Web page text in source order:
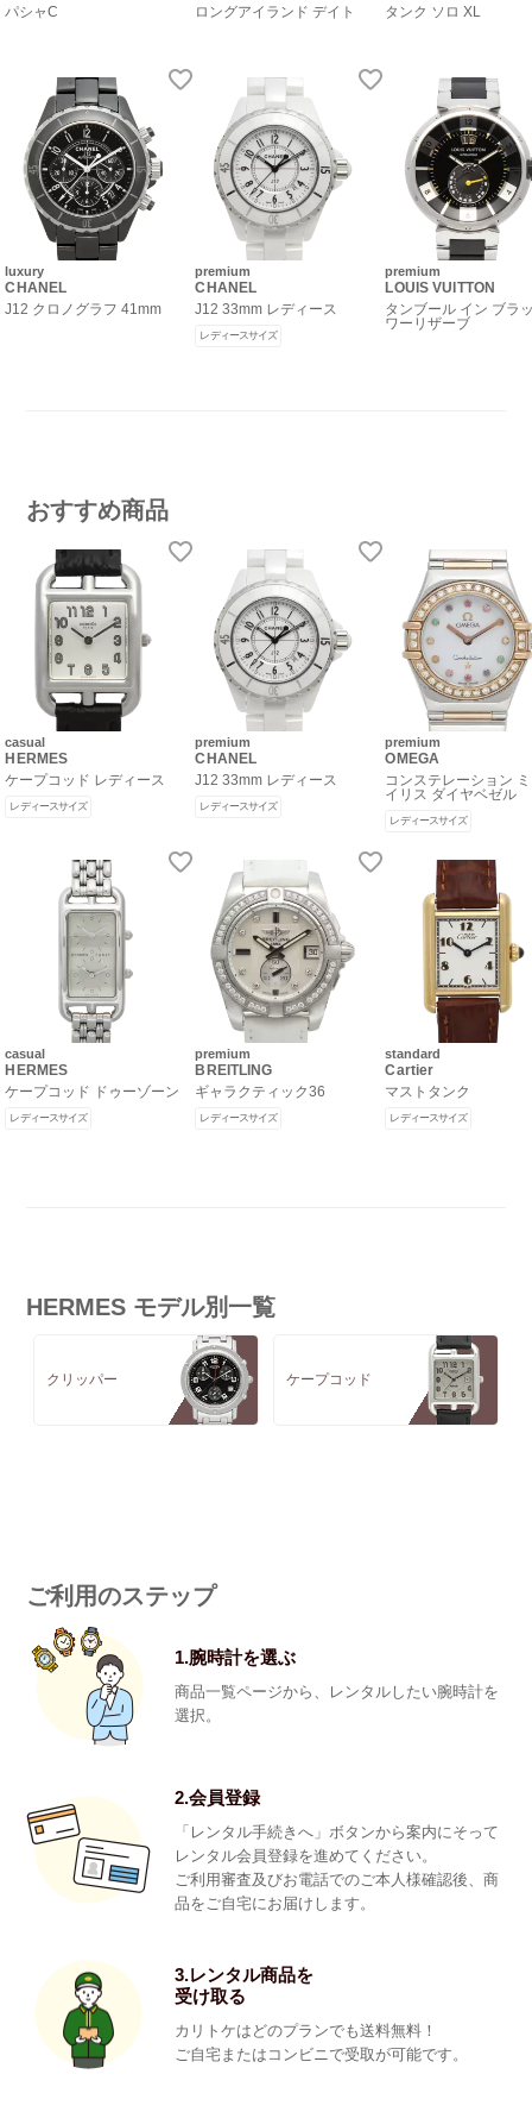
パシャC
luxury
CHANEL
J12 クロノグラフ 41mm
ロングアイランド デイト
premium
CHANEL
J12 33mm レディース
レディースサイズ
タンク ソロ XL
premium
LOUIS VUITTON
タンブール イン ブラ
ワーリザーブ
おすすめ商品
casual
HERMES
ケープコッド レディース
レディースサイズ
casual
HERMES
ケープコッド ドゥーゾーン
レディースサイズ
premium
CHANEL
J12 33mm レディース
レディースサイズ
premium
BREITLING
ギャラクティック36
レディースサイズ
premium
OMEGA
コンステレーション
イリス ダイヤベゼル
レディースサイズ
standard
Cartier
マストタンク
レディースサイズ
HERMES モデル別一覧
クリッパー ケープコッド
ご利用のステップ
1.腕時計を選ぶ
商品一覧ページから、レンタルしたい腕時計を
選択。
2.会員登録
「レンタル手続きへ」ボタンから案内にそって
レンタル会員登録を進めてください。
ご利用審査及びお電話でのご本人様確認後、商
品をご自宅にお届けします。
3.レンタル商品を
受け取る
カリトケはどのプランでも送料無料！
ご自宅またはコンビニで受取が可能です。